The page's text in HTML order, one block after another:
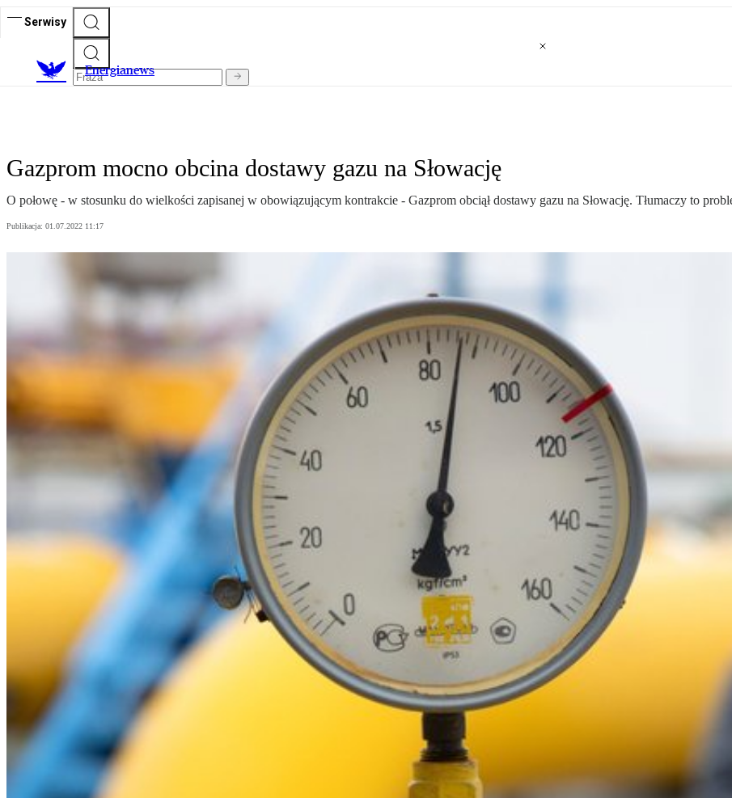
Serwisy
Energianews
Gazprom mocno obcina dostawy gazu na Słowację
O połowę - w stosunku do wielkości zapisanej w obowiązującym kontrakcie - Gazprom obciął dostawy gazu na Słowację. Tłumaczy to
Publikacja: 01.07.2022 11:17